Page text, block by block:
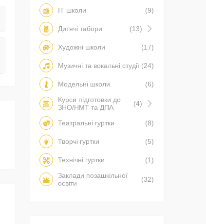
IT школи (9)
Дитячі табори (13)
Художні школи (17)
Музичні та вокальні студії (24)
Модельні школи
(6)
Курси підготовки до
ЗНО/НМТ та ДПА
(4)
Театральні гуртки (8)
Творчі гуртки (5)
Технічні гуртки
(1)
Заклади позашкільної
освіти
(32)